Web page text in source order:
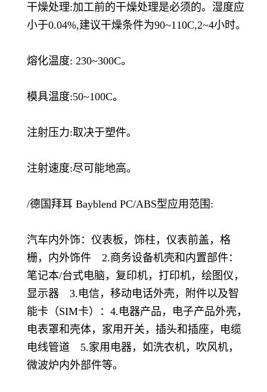
干燥处理:加工前的干燥处理是必须的。湿度应
小于0.04%,建议干燥条件为90~110C,2~4小时。
熔化温度: 230~300C。
模具温度:50~100C。
注射压力:取决于塑件。
注射速度:尽可能地高。
/德国拜耳 Bayblend PC/ABS型应用范围:
汽车内外饰：仪表板，饰柱，仪表前盖，格
栅，内外饰件 2.商务设备机壳和内置部件：
笔记本/台式电脑，复印机，打印机，绘图仪，
显示器 3.电信，移动电话外壳，附件以及智
能卡（SIM卡）：4.电器产品，电子产品外壳，
电表罩和壳体，家用开关，插头和插座，电缆
电线管道 5.家用电器，如洗衣机，吹风机，
微波炉内外部件等。